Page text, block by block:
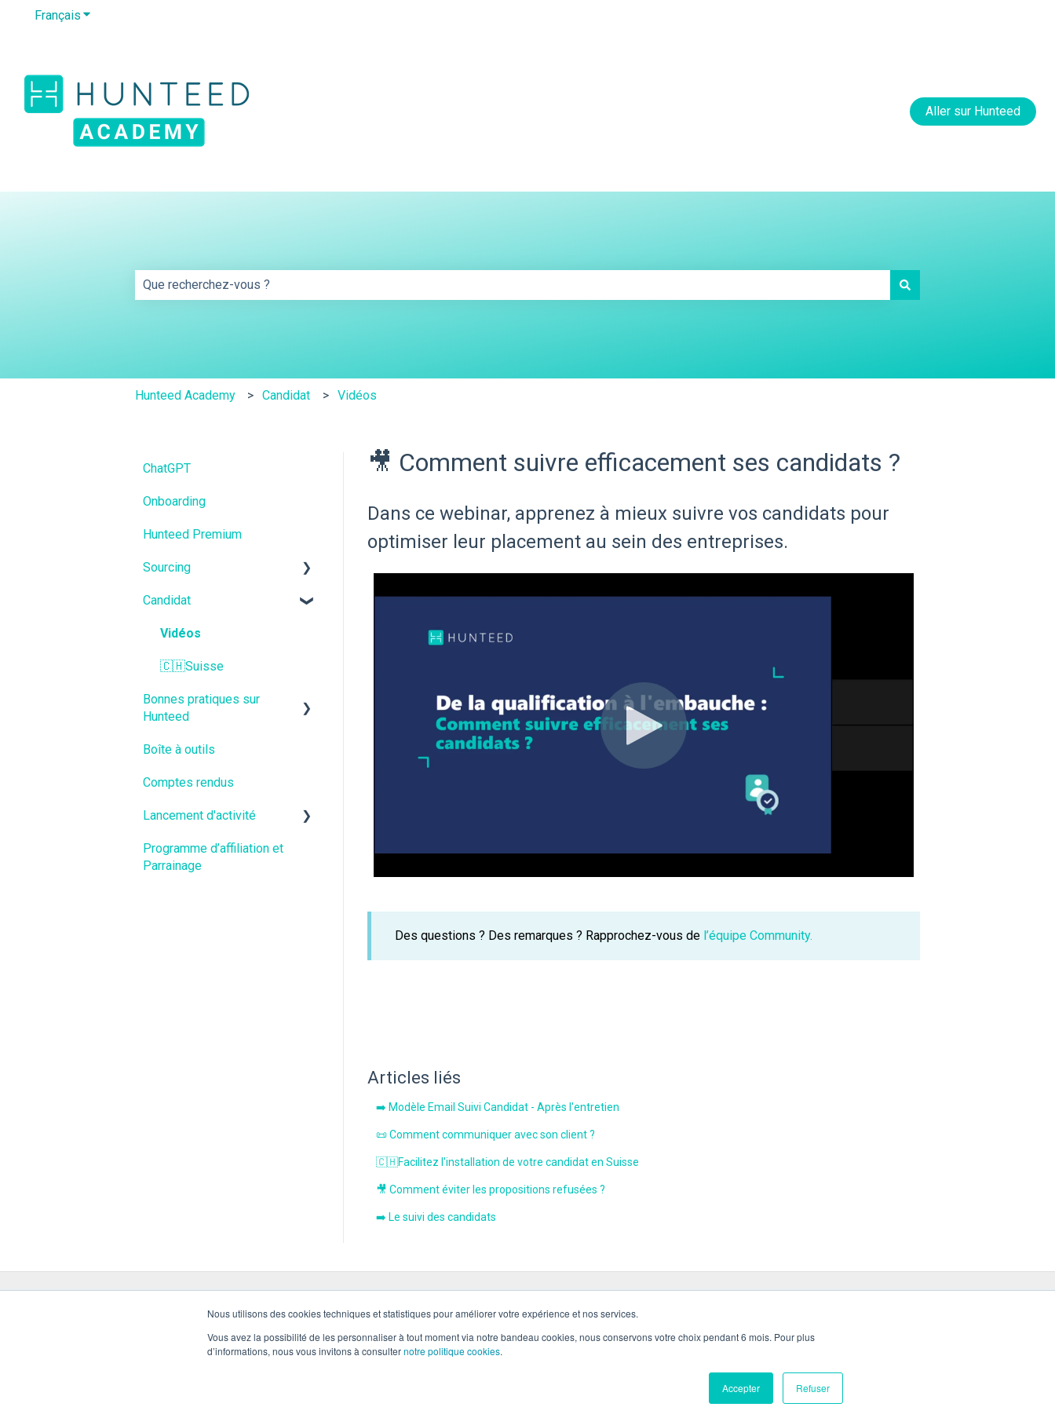
Nous utilisons des cookies techniques et statistiques pour améliorer votre expérience et nos services.
Vous avez la possibilité de les personnaliser à tout moment via notre bandeau cookies, nous conservons votre choix pendant 6 mois. Pour plus
d’informations, nous vous invitons à consulternotre politique cookies.
Accepter Refuser
Français Afficher le sous-menu pour les traductions
Aller sur Hunteed
Il s'agit d'un champ de recherche auquel est associée une fonctionnalité de recherche automatique.
Hunteed Academy Candidat Vidéos
🎥 Comment suivre efficacement ses candidats ?
Dans ce webinar, apprenez à mieux suivre vos candidats pour
optimiser leur placement au sein des entreprises.
Des questions ? Des remarques ? Rapprochez-vous de l’équipe Community.
Articles liés
➡️ Modèle Email Suivi Candidat - Après l'entretien
📜 Comment communiquer avec son client ?
🇨🇭Facilitez l'installation de votre candidat en Suisse
🎥 Comment éviter les propositions refusées ?
➡️ Le suivi des candidats
ChatGPT
Onboarding
Hunteed Premium
Sourcing
Vidéos
Fiches métiers
Candidat
Vidéos
🇨🇭Suisse
Bonnes pratiques sur
Hunteed
Vidéos
Boîte à outils
Comptes rendus
Lancement d'activité
Vidéos
Programme d’affiliation et
Parrainage